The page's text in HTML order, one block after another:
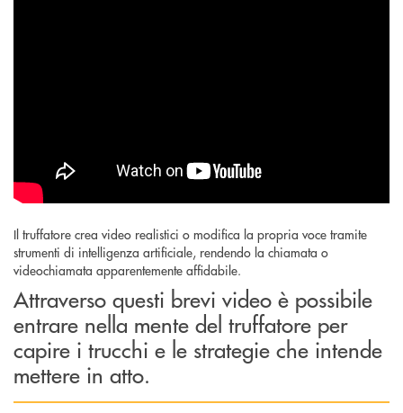
Il truffatore crea video realistici o modifica la propria voce tramite
strumenti di intelligenza artificiale, rendendo la chiamata o
videochiamata apparentemente affidabile.
Attraverso questi brevi video è possibile
entrare nella mente del truffatore per
capire i trucchi e le strategie che intende
mettere in atto.